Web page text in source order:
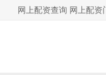
网上配资查询 网上配